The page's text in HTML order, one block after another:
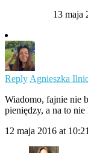
13 maja
Reply Agnieszka
Wiadomo, fajnie nie
pieniędzy, a na to
12 maja 2016 at